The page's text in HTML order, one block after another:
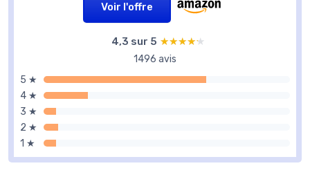
Voir l'offre
4,3 sur 5 ★★★★★
★★★★★
1496 avis
5 ★
4 ★
3 ★
2 ★
1 ★